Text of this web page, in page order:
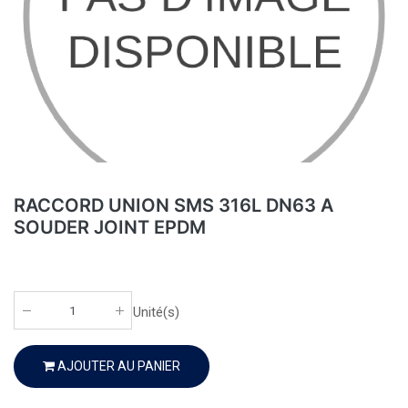
RACCORD UNION SMS 316L DN63 A
SOUDER JOINT EPDM
Unité(s)
AJOUTER AU PANIER